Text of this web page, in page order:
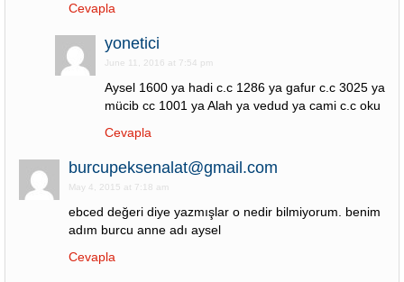
Cevapla
yonetici
June 11, 2016 at 7:54 pm
Aysel 1600 ya hadi c.c 1286 ya gafur c.c 3025 ya
mücib cc 1001 ya Alah ya vedud ya cami c.c oku
Cevapla
burcupeksenalat@gmail.com
May 4, 2015 at 7:18 am
ebced değeri diye yazmışlar o nedir bilmiyorum. benim
adım burcu anne adı aysel
Cevapla